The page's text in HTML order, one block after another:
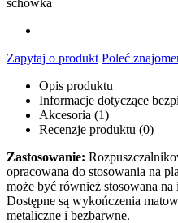
Zapytaj o produkt Poleć
Opis produktu
Informacje dotyczące
Akcesoria (1)
Recenzje produktu (0)
Zastosowanie:
opracowana do stosowania na
może być również stosowana na
Dostępne są wykończenia
metaliczne i bezbarwne.